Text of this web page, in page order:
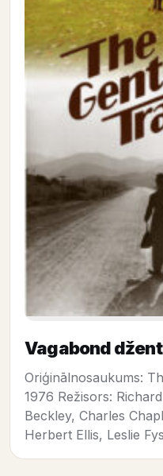
Vagabond
Oriģinālnosaukums:
1976 Režisors:
Beckley, Charles
Herbert Ellis, Leslie